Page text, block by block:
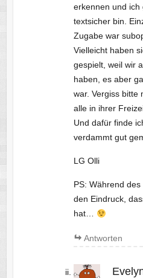
erkennen und ich
textsicher bin.
Zugabe war
Vielleicht haben
gespielt, weil wir
haben, es aber
war. Vergiss bitte
alle in ihrer
Und dafür finde
verdammt gut
LG Olli
PS: Während
den Eindruck,
hat…
Antworten